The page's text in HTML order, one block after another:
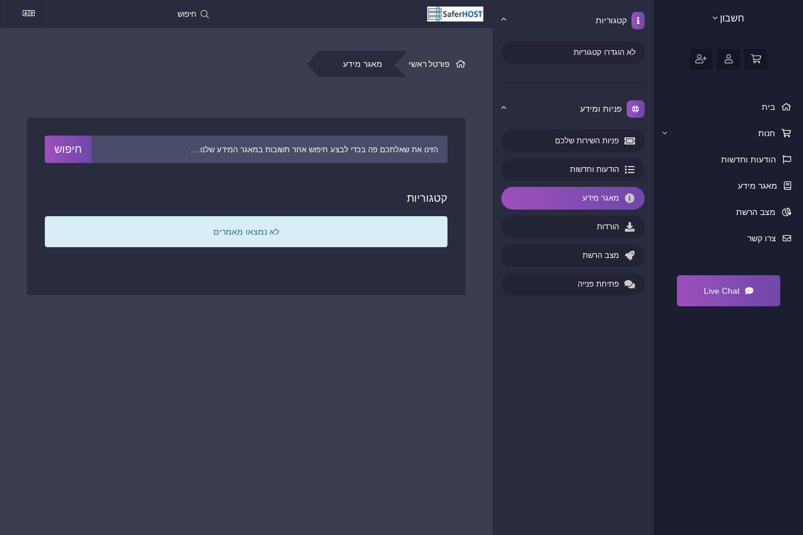
חשבון
בית
חנות
הודעות וחדשות
מאגר מידע
מצב הרשת
צרו קשר
Live Chat
קטגוריות
לא הוגדרו קטגוריות
פניות ומידע
פניות השירות שלכם
הודעות וחדשות
מאגר מידע
הורדות
מצב הרשת
פתיחת פנייה
פורטל ראשי מאגר מידע
קטגוריות
לא נמצאו מאמרים